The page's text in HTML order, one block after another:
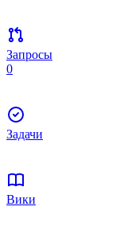
Запросы
0
Задачи
Вики